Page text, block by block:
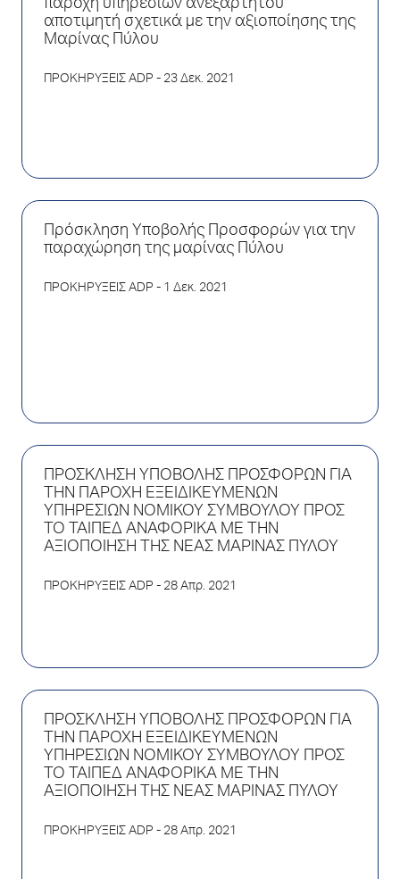
παροχή υπηρεσιών ανεξάρτητου
αποτιμητή σχετικά με την αξιοποίησης της
Μαρίνας Πύλου
ΠΡΟΚΗΡΥΞΕΙΣ ADP - 23 Δεκ. 2021
Πρόσκληση Υποβολής Προσφορών για την
παραχώρηση της μαρίνας Πύλου
ΠΡΟΚΗΡΥΞΕΙΣ ADP - 1 Δεκ. 2021
ΠΡΟΣΚΛΗΣΗ ΥΠΟΒΟΛΗΣ ΠΡΟΣΦΟΡΩΝ ΓΙΑ
ΤΗΝ ΠΑΡΟΧΗ ΕΞΕΙΔΙΚΕΥΜΕΝΩΝ
ΥΠΗΡΕΣΙΩΝ ΝΟΜΙΚΟΥ ΣΥΜΒΟΥΛΟΥ ΠΡΟΣ
ΤΟ ΤΑΙΠΕΔ ΑΝΑΦΟΡΙΚΑ ΜΕ ΤΗΝ
ΑΞΙΟΠΟΙΗΣΗ ΤΗΣ ΝΕΑΣ ΜΑΡΙΝΑΣ ΠΥΛΟΥ
ΠΡΟΚΗΡΥΞΕΙΣ ADP - 28 Απρ. 2021
ΠΡΟΣΚΛΗΣΗ ΥΠΟΒΟΛΗΣ ΠΡΟΣΦΟΡΩΝ ΓΙΑ
ΤΗΝ ΠΑΡΟΧΗ ΕΞΕΙΔΙΚΕΥΜΕΝΩΝ
ΥΠΗΡΕΣΙΩΝ ΝΟΜΙΚΟΥ ΣΥΜΒΟΥΛΟΥ ΠΡΟΣ
ΤΟ ΤΑΙΠΕΔ ΑΝΑΦΟΡΙΚΑ ΜΕ ΤΗΝ
ΑΞΙΟΠΟΙΗΣΗ ΤΗΣ ΝΕΑΣ ΜΑΡΙΝΑΣ ΠΥΛΟΥ
ΠΡΟΚΗΡΥΞΕΙΣ ADP - 28 Απρ. 2021